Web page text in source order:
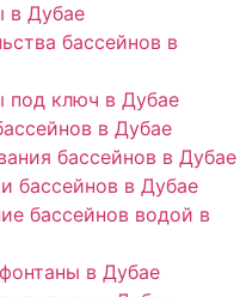
в Дубае
бассейнов в
под ключ в Дубае
в Дубае
бассейнов в Дубае
бассейнов в Дубае
бассейнов водой в
в Дубае